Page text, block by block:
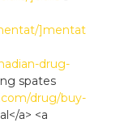
]mentat
drug-
spates
drug/buy-
a> <a